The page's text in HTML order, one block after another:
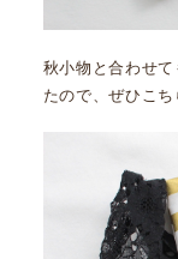
秋小物と合わせ
たので、ぜひこち